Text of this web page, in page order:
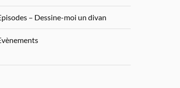
– Dessine-moi un divan